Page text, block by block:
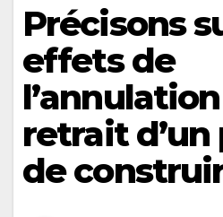
Précisons
effets de
retrait
de